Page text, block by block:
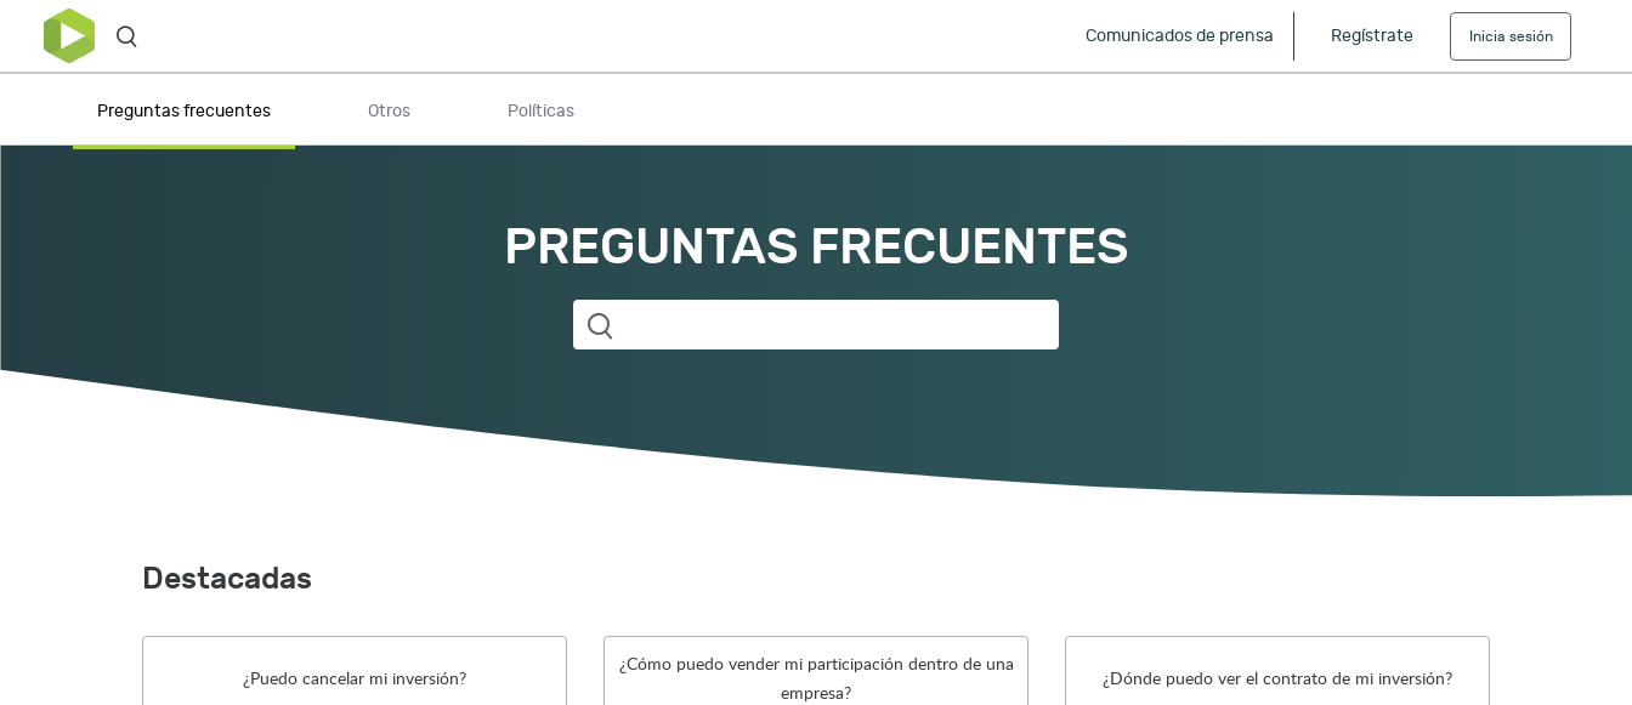
Comunicados de prensa Regístrate Inicia sesión
Preguntas frecuentes Otros Políticas
PREGUNTAS FRECUENTES
Destacadas
¿Puedo cancelar mi inversión?
¿Cómo puedo vender mi participación dentro de una
empresa?
¿Dónde puedo ver el contrato de mi inversión?